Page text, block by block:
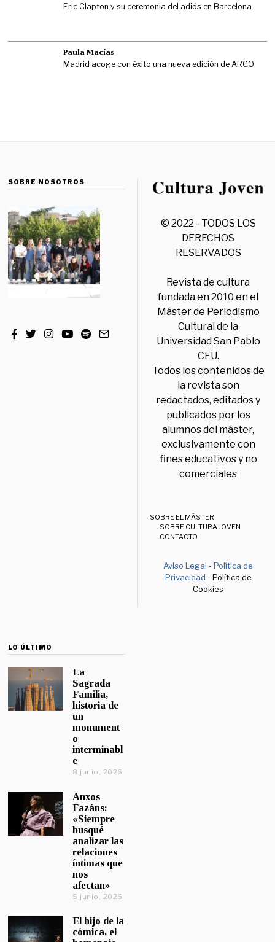
Eric Clapton y su ceremonia del adiós en Barcelona
Paula Macías
Madrid acoge con éxito una nueva edición de ARCO
SOBRE NOSOTROS
© 2022 - TODOS LOS
DERECHOS
RESERVADOS
Revista de cultura
fundada en 2010 en el
Máster de Periodismo
Cultural de la
Universidad San Pablo
CEU.
Todos los contenidos de
la revista son
redactados, editados y
publicados por los
alumnos del máster,
exclusivamente con
fines educativos y no
comerciales
SOBRE EL MÁSTER
SOBRE CULTURA JOVEN
CONTACTO
Aviso Legal -Política de
Privacidad - Política de
Cookies
LO ÚLTIMO
La
Sagrada
Familia,
historia de
un
monument
o
interminabl
e
8 junio, 2026
Anxos
Fazáns:
«Siempre
busqué
analizar las
relaciones
íntimas que
nos
afectan»
5 junio, 2026
El hijo de la
cómica, el